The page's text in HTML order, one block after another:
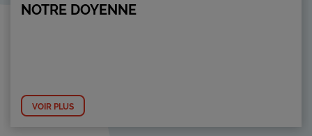
NOTRE DOYENNE
VOIR PLUS